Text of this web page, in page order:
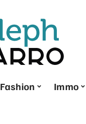
Fashion Immo